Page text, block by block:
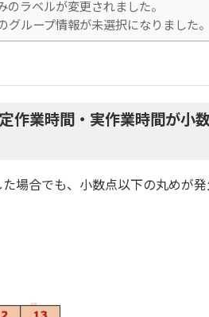
のラベルが変更されました。
ループ情報が未選択になりました。
作業時間・実作業時間が小
場合でも、小数点以下の丸めが